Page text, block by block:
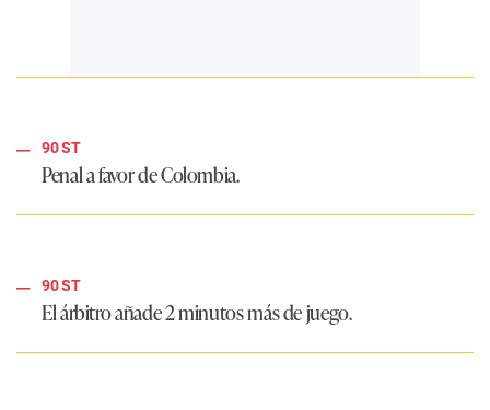
90 ST
Penal a favor de Colombia.
90 ST
El árbitro añade 2 minutos más de juego.